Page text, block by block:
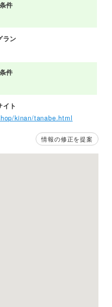
件
ラン
件
イト
kinan/tanabe.html
情報の修正を提案